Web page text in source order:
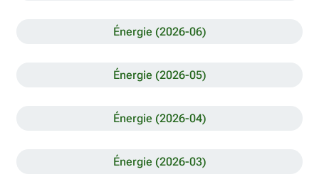
Énergie (2026-06)
Énergie (2026-05)
Énergie (2026-04)
Énergie (2026-03)